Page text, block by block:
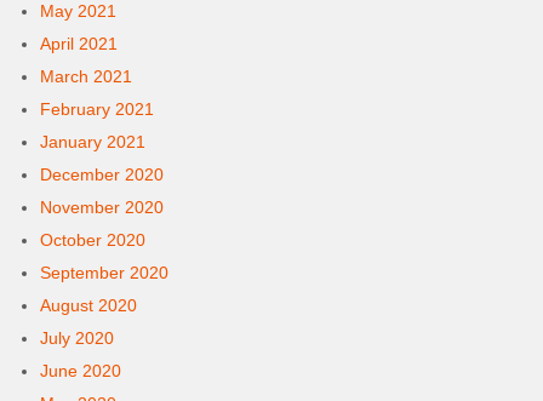
May 2021
April 2021
March 2021
February 2021
January 2021
December 2020
November 2020
October 2020
September 2020
August 2020
July 2020
June 2020